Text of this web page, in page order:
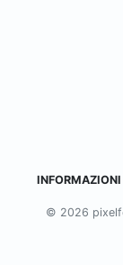
INFORMAZIONI
© 2026